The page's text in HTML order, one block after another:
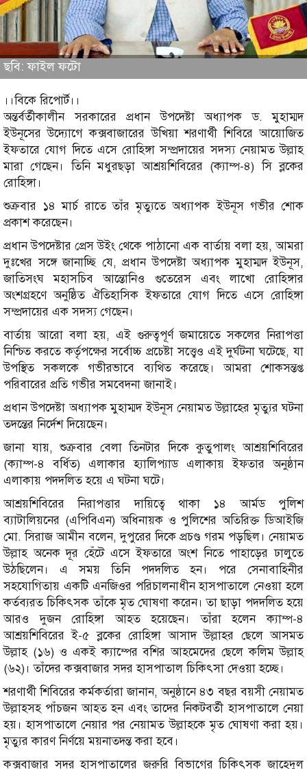
ছবি: ফাইল ফটো
।।বিকে রিপোর্ট।।
অন্তর্বর্তীকালীন সরকারের প্রধান উপদেষ্টা অধ্যাপক ড. মুহাম্মদ
ইউনূসের উদ্যোগে কক্সবাজারের উখিয়া শরণার্থী শিবিরে আয়োজিত
ইফতারে যোগ দিতে এসে রোহিঙ্গা সম্প্রদায়ের সদস্য নেয়ামত উল্লাহ
মারা গেছেন। তিনি মধুরছড়া আশ্রয়শিবিরের (ক্যাম্প-৪) সি ব্লকের
রোহিঙ্গা।
শুক্রবার ১৪ মার্চ রাতে তাঁর মৃত্যুতে অধ্যাপক ইউনূস গভীর শোক
প্রকাশ করেছেন।
প্রধান উপদেষ্টার প্রেস উইং থেকে পাঠানো এক বার্তায় বলা হয়, আমরা
দুঃখের সঙ্গে জানাচ্ছি যে, প্রধান উপদেষ্টা অধ্যাপক মুহাম্মদ ইউনূস,
জাতিসংঘ মহাসচিব আন্তোনিও গুতেরেস এবং লাখো রোহিঙ্গার
অংশগ্রহণে অনুষ্ঠিত ঐতিহাসিক ইফতারে যোগ দিতে এসে রোহিঙ্গা
সম্প্রদায়ের এক সদস্য গেছেন।
বার্তায় আরো বলা হয়, এই গুরুত্বপূর্ণ জমায়েতে সকলের নিরাপত্তা
নিশ্চিত করতে কর্তৃপক্ষের সর্বোচ্চ প্রচেষ্টা সত্ত্বেও এই দুর্ঘটনা ঘটেছে, যা
উপস্থিত সকলকে গভীরভাবে ব্যথিত করেছে। আমরা শোকসন্তপ্ত
পরিবারের প্রতি গভীর সমবেদনা জানাই।
প্রধান উপদেষ্টা অধ্যাপক মুহাম্মদ ইউনূস নেয়ামত উল্লাহের মৃত্যুর ঘটনা
তদন্তের নির্দেশ দিয়েছেন।
জানা যায়, শুক্রবার বেলা তিনটার দিকে কুতুপালং আশ্রয়শিবিরের
(ক্যাম্প-৪ বর্ধিত) এলাকার হ্যালিপ্যাড এলাকায় ইফতার অনুষ্ঠান
এলাকায় পদদলিত হয়ে এ ঘটনা ঘটে।
আশ্রয়শিবিরের নিরাপত্তার দায়িত্বে থাকা ১৪ আর্মড পুলিশ
ব্যাটালিয়নের (এপিবিএন) অধিনায়ক ও পুলিশের অতিরিক্ত ডিআইজি
মো. সিরাজ আমীন বলেন, দুপুরের দিকে প্রচণ্ড গরম পড়ছিল। নেয়ামত
উল্লাহ অনেক দূর হেঁটে এসে ইফতারে অংশ নিতে পাহাড়ের ঢালুতে
উঠছিলেন। এ সময় তিনি পদদলিত হন। পরে সেনাবাহিনীর
সহযোগিতায় একটি এনজিওর পরিচালনাধীন হাসপাতালে নেওয়া হলে
কর্তব্যরত চিকিৎসক তাঁকে মৃত ঘোষণা করেন। তা ছাড়া পদদলিত হয়ে
আরও দুজন রোহিঙ্গা আহত হয়েছেন। তাঁরা হলেন ক্যাম্প-৪
আশ্রয়শিবিরের ই-৫ ব্লকের রোহিঙ্গা আসাদ উল্লাহর ছেলে আসমত
উল্লাহ (১৬) ও একই ক্যাম্পের বশির আহমেদের ছেলে কলিম উল্লাহ
(৬২)। তাঁদের কক্সবাজার সদর হাসপাতাল চিকিৎসা দেওয়া হচ্ছে।
শরণার্থী শিবিরের কর্মকর্তারা জানান, অনুষ্ঠানে ৪৩ বছর বয়সী নেয়ামত
উল্লাহসহ পাঁচজন আহত হন এবং তাদের নিকটবর্তী হাসপাতালে নেয়া
হয়। হাসপাতালে নেয়ার পর নেয়ামত উল্লাহকে মৃত ঘোষণা করা হয়।
মৃত্যুর কারণ নির্ণয়ে ময়নাতদন্ত করা হবে।
কক্সবাজার সদর হাসপাতালের জরুরি বিভাগের চিকিৎসক জাহেদুল